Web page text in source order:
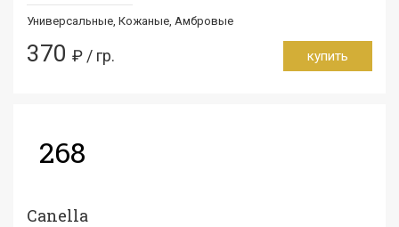
Универсальные, Кожаные, Амбровые
370 ₽ / гр. купить
268
Canella